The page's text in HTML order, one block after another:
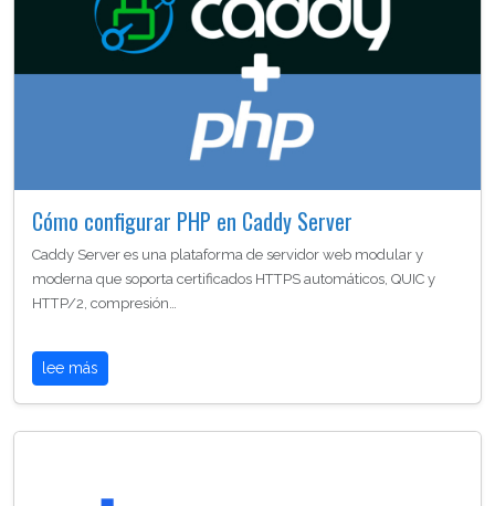
Cómo configurar PHP en Caddy Server
Caddy Server es una plataforma de servidor web modular y
moderna que soporta certificados HTTPS automáticos, QUIC y
HTTP/2, compresión…
lee más